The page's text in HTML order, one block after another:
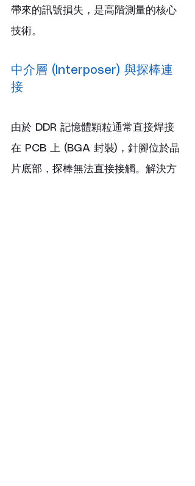
帶來的訊號損失，是高階測量的核心
技術。
中介層 (Interposer) 與探棒連
接
由於 DDR 記憶體顆粒通常直接焊接
在 PCB 上 (BGA 封裝)，針腳位於晶
片底部，探棒無法直接接觸。解決方